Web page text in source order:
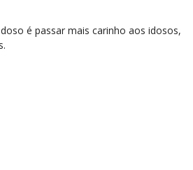
é passar mais carinho aos idosos,